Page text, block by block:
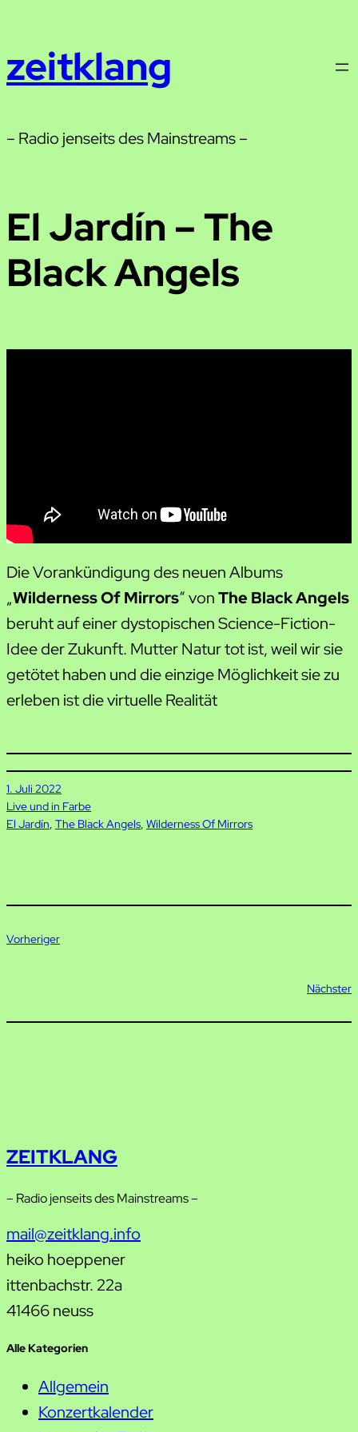
springen
zeitklang
– Radio jenseits des Mainstreams –
El Jardín – The
Black Angels
Die Vorankündigung des neuen Albums
„Wilderness Of Mirrors“ vonThe Black Angels
beruht auf einer dystopischen Science-Fiction-
Idee der Zukunft. Mutter Natur tot ist, weil wir sie
getötet haben und die einzige Möglichkeit sie zu
erleben ist die virtuelle Realität
1. Juli 2022
Live und in Farbe
El Jardín, The Black Angels, Wilderness Of Mirrors
Vorheriger
Nächster
ZEITKLANG
– Radio jenseits des Mainstreams –
mail@zeitklang.info
heiko hoeppener
ittenbachstr. 22a
41466 neuss
Alle Kategorien
Allgemein
Konzertkalender